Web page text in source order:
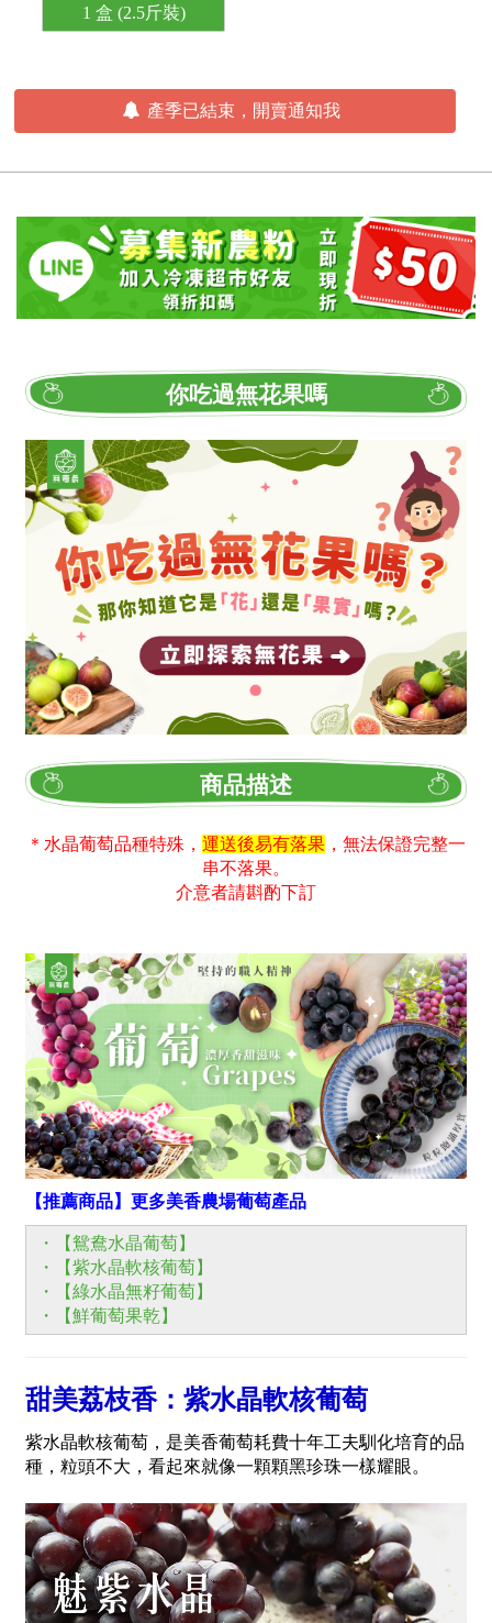
1 盒 (2.5斤裝)
產季已結束，開賣通知我
你吃過無花果嗎
商品描述
＊水晶葡萄品種特殊， 運送後易有落果 ，無法保證完整一
串不落果。
介意者請斟酌下訂
【推薦商品】更多美香農場葡萄產品
・【鴛鴦水晶葡萄】
・【紫水晶軟核葡萄】
・【綠水晶無籽葡萄】
・【鮮葡萄果乾】
甜美荔枝香：紫水晶軟核葡萄
紫水晶軟核葡萄，是美香葡萄耗費十年工夫馴化培育的品
種，粒頭不大，看起來就像一顆顆黑珍珠一樣耀眼。